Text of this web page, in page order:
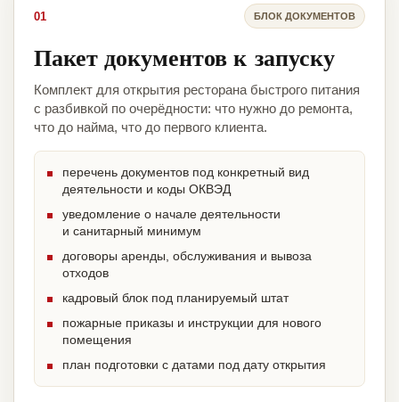
01 БЛОК ДОКУМЕНТОВ
Пакет документов к запуску
Комплект для открытия ресторана быстрого питания
с разбивкой по очерёдности: что нужно до ремонта,
что до найма, что до первого клиента.
перечень документов под конкретный вид
деятельности и коды ОКВЭД
уведомление о начале деятельности
и санитарный минимум
договоры аренды, обслуживания и вывоза
отходов
кадровый блок под планируемый штат
пожарные приказы и инструкции для нового
помещения
план подготовки с датами под дату открытия